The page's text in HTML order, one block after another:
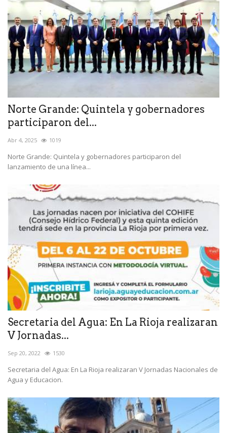
Norte Grande: Quintela y gobernadores
participaron del...
Abr 4, 2025 1019
Norte Grande: Quintela y gobernadores participaron del
lanzamiento de una línea...
Secretaria del Agua: En La Rioja realizaran
V Jornadas...
Sep 20, 2022 1530
Secretaria del Agua: En La Rioja realizaran V Jornadas Nacionales de
Agua y Educacion.